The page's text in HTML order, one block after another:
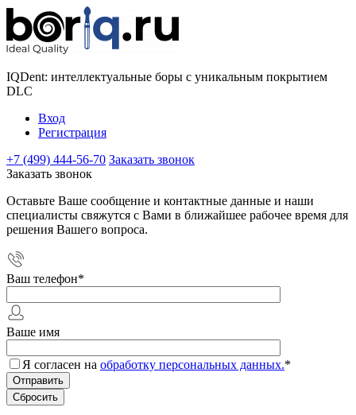
IQDent: интеллектуальные боры с уникальным покрытием
DLC
Вход
Регистрация
+7 (499) 444-56-70 Заказать звонок
Заказать звонок
Оставьте Ваше сообщение и контактные данные и наши
специалисты свяжутся с Вами в ближайшее рабочее время для
решения Вашего вопроса.
Ваш телефон*
Ваше имя
Я согласен на обработку персональных данных.*